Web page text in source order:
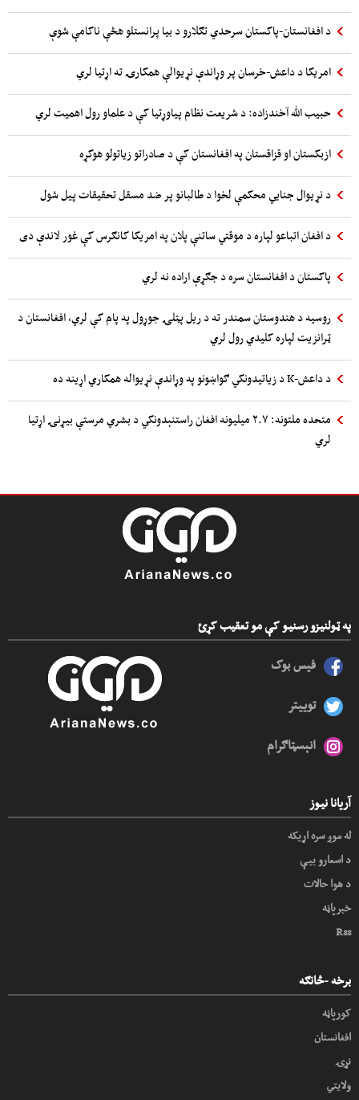
د افغانستان-پاکستان سرحدي تګلارو د بیا پرانستلو هڅې ناکامې شوې
امریکا د داعش-خرسان پر وړاندې نړیوالې همکارۍ ته اړتیا لري
حبیب الله آخندزاده: د شریعت نظام پیاوړتیا کې د علماو رول اهمیت لري
ازبکستان او قزاقستان په افغانستان کې د صادراتو زیاتولو هوکړه
د نړیوال جنایي محکمې لخوا د طالبانو پر ضد مسقل تحقیقات پیل شول
د افغان اتباعو لپاره د موقتي ساتنې پلان په امریکا کانګرس کې غور لاندې دی
پاکستان د افغانستان سره د جګړې اراده نه لري
روسیه د هندوستان سمندر ته د ریل پټلۍ جوړول په پام کې لري، افغانستان د
ټرانزیت لپاره کلیدي رول لري
د داعش-K د زیاتیدونکي ګواښونو په وړاندې نړیواله همکاري اړینه ده
متحده ملتونه: ۲.۷ میلیونه افغان راستنېدونکي د بشري مرستې بیړنۍ اړتیا
لري
په ټولنیزو رسنیو کې مو تعقیب کړئ
فیس بوک
توییتر
انېسټاګرام
آریانا نیوز
له موږ سره اړیکه
د اسعارو بیې
د هوا حالات
خبرپاڼه
Rss
برخه -څانګه
کورپاڼه
افغانستان
نړۍ
ولایتي